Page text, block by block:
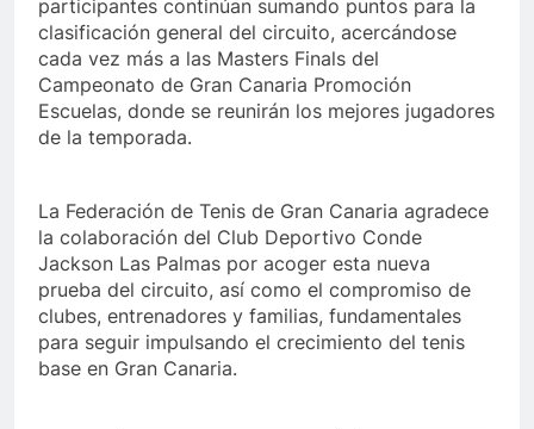
participantes continúan sumando puntos para la
clasificación general del circuito, acercándose
cada vez más a las Masters Finals del
Campeonato de Gran Canaria Promoción
Escuelas, donde se reunirán los mejores jugadores
de la temporada.
La Federación de Tenis de Gran Canaria agradece
la colaboración del Club Deportivo Conde
Jackson Las Palmas por acoger esta nueva
prueba del circuito, así como el compromiso de
clubes, entrenadores y familias, fundamentales
para seguir impulsando el crecimiento del tenis
base en Gran Canaria.